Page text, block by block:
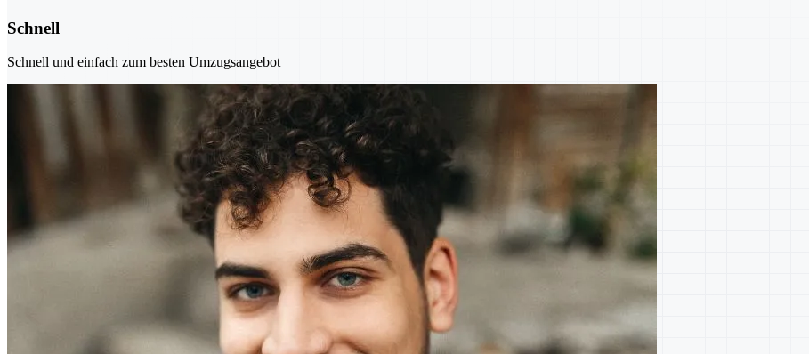
Schnell
Schnell und einfach zum besten Umzugsangebot